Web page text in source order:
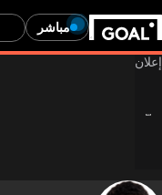
مباشر